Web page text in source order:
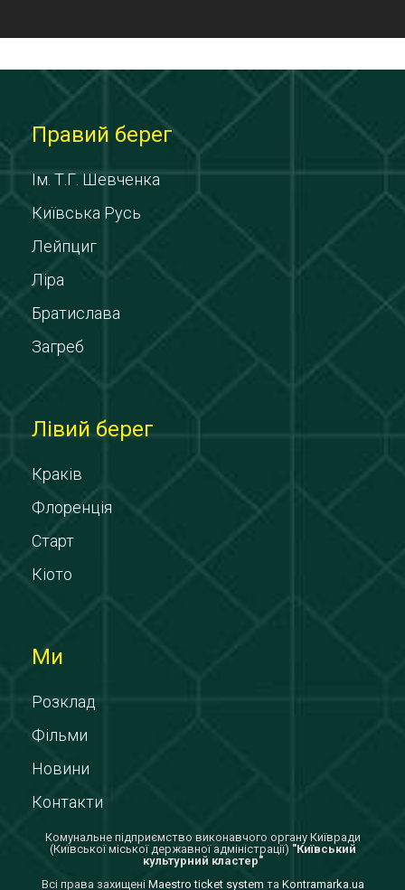
Правий берег
Ім. Т.Г. Шевченка
Київська Русь
Лейпциг
Ліра
Братислава
Загреб
Лівий берег
Краків
Флоренція
Старт
Кіото
Ми
Розклад
Фільми
Новини
Контакти
Комунальне підприємство виконавчого органу Київради
(Київської міської державної адміністрації) "Київський
культурний кластер"
Всi права захищенi Maestro ticket system та Kontramarka.ua